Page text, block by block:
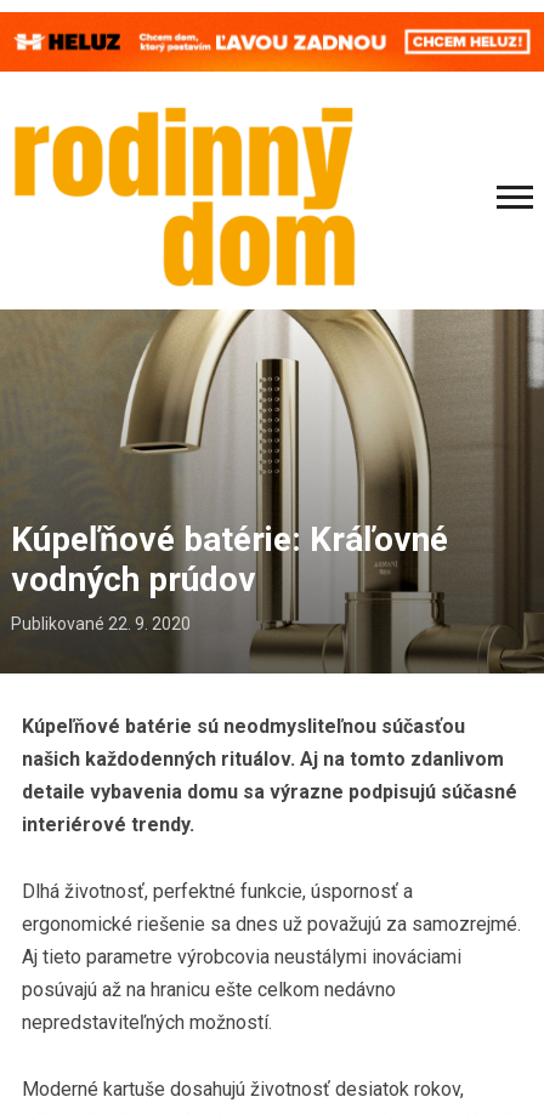
Kúpeľňové batérie: Kráľovné
vodných prúdov
Publikované 22. 9. 2020
Kúpeľňové batérie sú neodmysliteľnou súčasťou
našich každodenných rituálov. Aj na tomto zdanlivom
detaile vybavenia domu sa výrazne podpisujú súčasné
interiérové trendy.
Dlhá životnosť, perfektné funkcie, úspornosť a
ergonomické riešenie sa dnes už považujú za samozrejmé.
Aj tieto parametre výrobcovia neustálymi inováciami
posúvajú až na hranicu ešte celkom nedávno
nepredstaviteľných možností.
Moderné kartuše dosahujú životnosť desiatok rokov,